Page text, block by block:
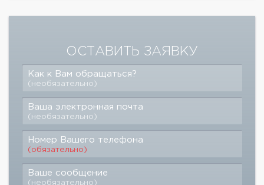
ОСТАВИТЬ ЗАЯВКУ
Как к Вам обращаться?
(необязательно)
Ваша электронная почта
(необязательно)
Номер Вашего телефона
(обязательно)
Ваше сообщение
(необязательно)